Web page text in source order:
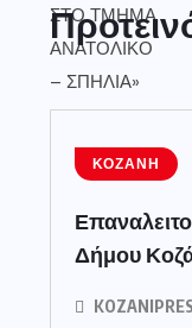
ΚΟΖΆΝΗ
Δήμου